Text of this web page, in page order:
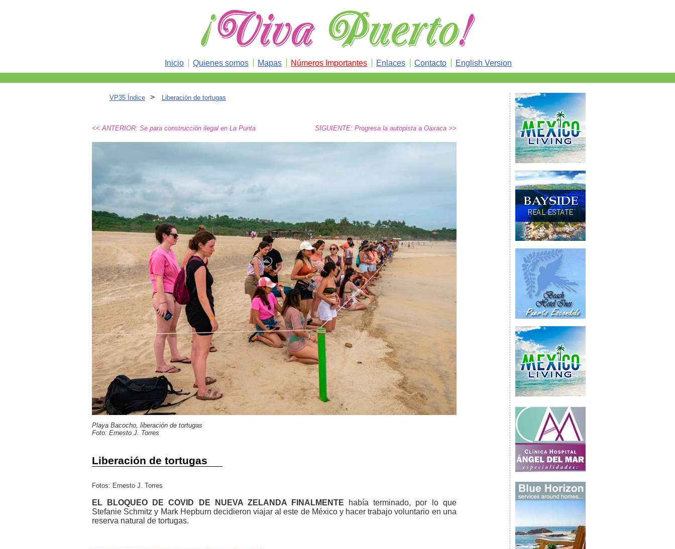
Inicio Quienes somos Mapas Números Importantes Enlaces Contacto English Version
VP35 Índice > Liberación de tortugas
<< ANTERIOR: Se para construcción ilegal en La Punta SIGUIENTE: Progresa la autopista a Oaxaca >>
Playa Bacocho, liberación de tortugas
Foto: Ernesto J. Torres
Liberación de tortugas
Fotos: Ernesto J. Torres
EL BLOQUEO DE COVID DE NUEVA ZELANDA FINALMENTE había terminado, por lo que
Stefanie Schmitz y Mark Hepburn decidieron viajar al este de México y hacer trabajo voluntario en una
reserva natural de tortugas.